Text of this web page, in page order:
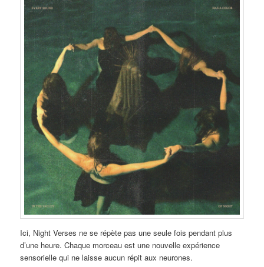
Ici, Night Verses ne se répète pas une seule fois pendant plus
d’une heure. Chaque morceau est une nouvelle expérience
sensorielle qui ne laisse aucun répit aux neurones.